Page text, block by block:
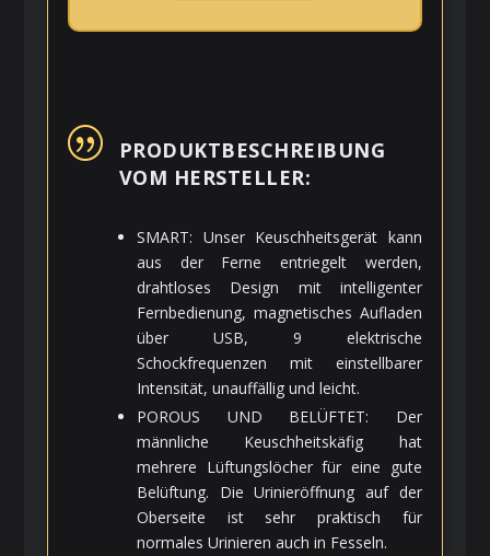
|
PRODUKTBESCHREIBUNG
VOM HERSTELLER:
SMART: Unser Keuschheitsgerät kann
aus der Ferne entriegelt werden,
drahtloses Design mit intelligenter
Fernbedienung, magnetisches Aufladen
über USB, 9 elektrische
Schockfrequenzen mit einstellbarer
Intensität, unauffällig und leicht.
POROUS UND BELÜFTET: Der
männliche Keuschheitskäfig hat
mehrere Lüftungslöcher für eine gute
Belüftung. Die Urinieröffnung auf der
Oberseite ist sehr praktisch für
normales Urinieren auch in Fesseln.